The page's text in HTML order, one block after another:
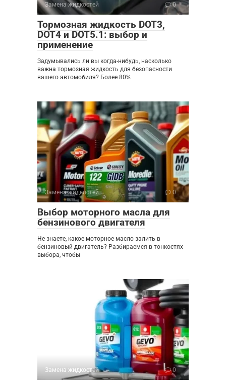
Замена жидкостей 0
Тормозная жидкость DOT3,
DOT4 и DOT5.1: выбор и
применение
Задумывались ли вы когда-нибудь, насколько
важна тормозная жидкость для безопасности
вашего автомобиля? Более 80%
Замена жидкостей 0
Выбор моторного масла для
бензинового двигателя
Не знаете, какое моторное масло залить в
бензиновый двигатель? Разбираемся в тонкостях
выбора, чтобы
Замена жидкостей 0